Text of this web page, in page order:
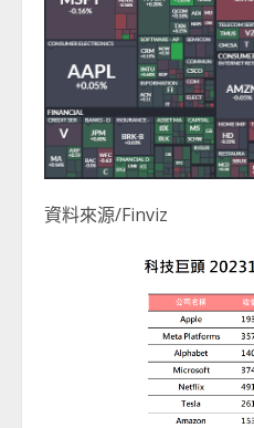
資料來源/Finviz